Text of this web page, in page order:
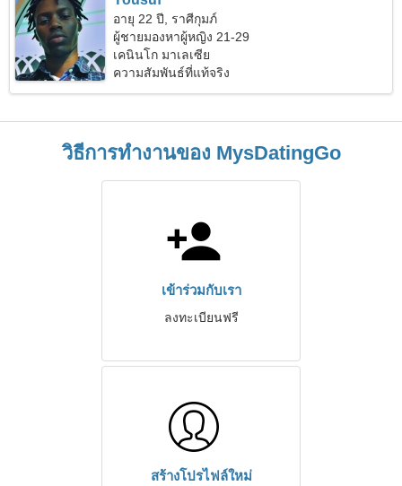
อายุ 22 ปี, ราศีกุมภ์
ผู้ชายมองหาผู้หญิง 21-29
เคนินโก มาเลเซีย
ความสัมพันธ์ที่แท้จริง
วิธีการทำงานของ MysDatingGo
เข้าร่วมกับเรา
ลงทะเบียนฟรี
สร้างโปรไฟล์ใหม่